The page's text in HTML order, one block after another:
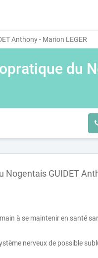
Anthony - Marion LEGER
du
Nogentais GUIDET
à se maintenir en santé
nerveux de possible